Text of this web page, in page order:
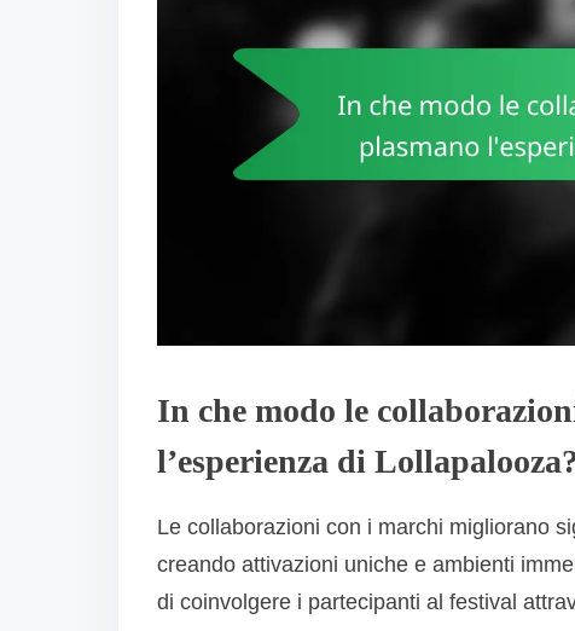
In che modo le
l’esperienza di
Le collaborazioni con i marchi migliorano
creando attivazioni uniche e ambienti
di coinvolgere i partecipanti al festival